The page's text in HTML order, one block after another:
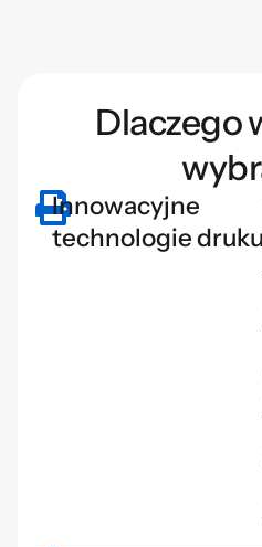
Dlaczego
Innowacyjne
technologie druku